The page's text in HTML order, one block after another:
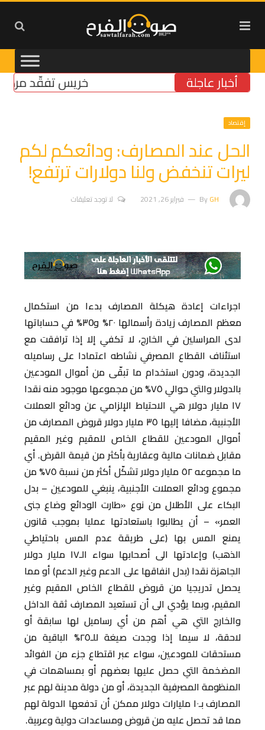
أخبار عاجلة خريس تفقّد مركز
إقتصاد
الحل عند المصارف: ودائعكم لكم
ليرات تنخفض ولنا دولارات ترتفع!
ByGH فبراير 26, 2021 لا توجد تعليقات
اجراءات إعادة هيكلة المصارف بدءا من استكمال
معظم المصارف زيادة رأسمالها ٢٠% و٣0% في حساباتها
لدى المراسلين في الخارج، لا تكفي إلا إذا ترافقت مع
استئناف القطاع المصرفي نشاطه اعتمادا على رساميله
الجديدة، ودون استخدام ما تبقّى من أموال المودعين
بالدولار والتي حوالي ٧٥% من مجموعها موجود منه نقدا
١٧ مليار دولار هي الاحتياط الإلزامي عن ودائع العملات
الأجنبية، مضافا إليها ٣٥ مليار دولار قروض المصارف من
أموال المودعين للقطاع الخاص للمقيم وغير المقيم
مقابل ضمانات مالية وعقارية بأكثر من قيمة القرض. أي
ما مجموعه ٥٢ مليار دولار تشكّل أكثر من نسبة ٧٥% من
مجموع ودائع العملات الأجنبية، ينبغي للمودعين – بدل
البكاء على الأطلال من نوع «طارت الودائع وضاع جنى
العمر» – أن يطالبوا باستعادتها عمليا بموجب قانون
يمنع المس بها (على طريقة عدم المس باحتياطي
الذهب) وإعادتها الى أصحابها سواء الـ١٧ مليار دولار
الجاهزة نقدا (بدل انفاقها على الدعم وغير الدعم) أو مما
يحصل تدريجيا من قروض للقطاع الخاص المقيم وغير
المقيم، وبما يؤدي الى أن تستعيد المصارف ثقة الداخل
والخارج التي هي أهم من أي رساميل لها سابقة أو
لاحقة، لا سيما إذا وجدت صيغة للـ٢٥% الباقية من
مستحقات للمودعين، سواء عبر اقتطاع جزء من الفوائد
المضخمة التي حصل عليها بعضهم أو بمساهمات في
المنظومة المصرفية الجديدة، أو من دولة مدينة لهم عبر
المصارف بـ١٠ مليارات دولار ممكن أن تدفعها الدولة لهم
مما قد تحصل عليه من قروض ومساعدات دولية وعربية.